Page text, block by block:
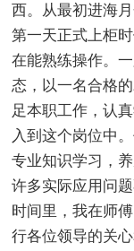
西。从最初进海
第一天正式上柜
在能熟练操作。
态，以一名合格
足本职工作，认
入到这个岗位中
专业知识学习，
许多实际应用问
时间里，我在师
行各位领导的关